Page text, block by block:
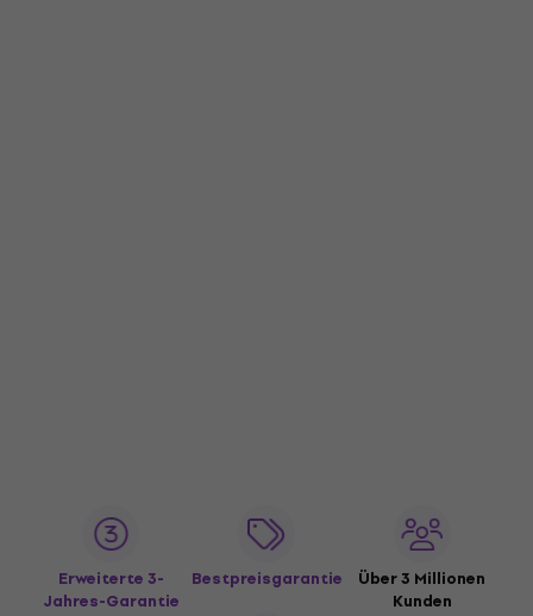
Erweiterte 3-
Jahres-Garantie
Bestpreisgarantie
Über 3 Millionen
Kunden